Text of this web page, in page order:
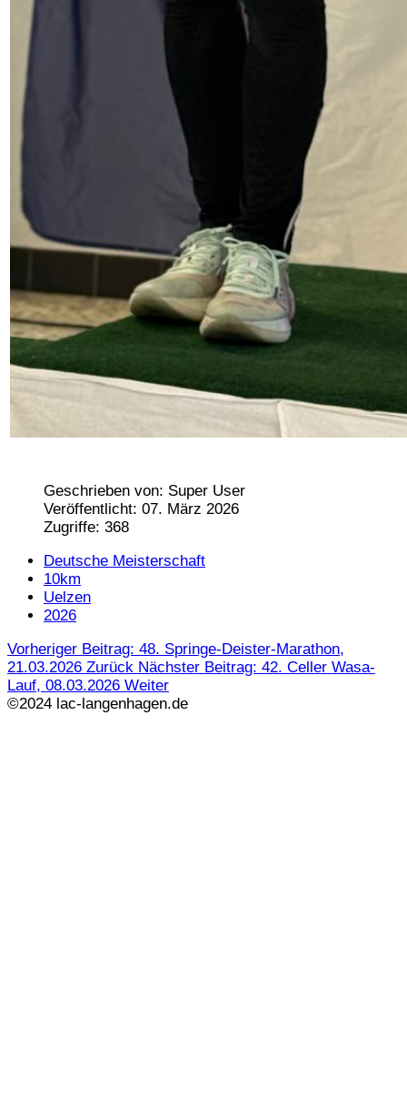
Geschrieben von: Super User
Veröffentlicht: 07. März 2026
Zugriffe: 368
Deutsche Meisterschaft
10km
Uelzen
2026
Vorheriger Beitrag: 48. Springe-Deister-Marathon,
21.03.2026 Zurück Nächster Beitrag: 42. Celler Wasa-
Lauf, 08.03.2026 Weiter
©2024 lac-langenhagen.de